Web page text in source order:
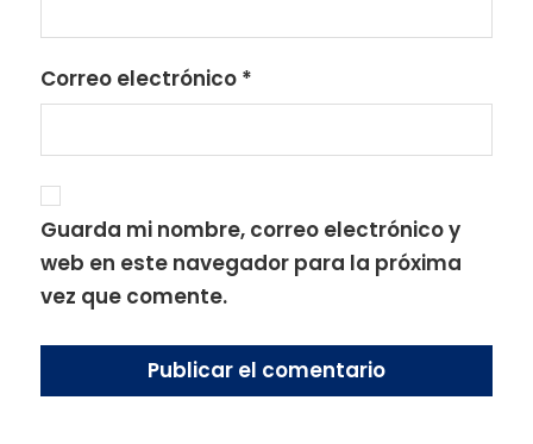
Correo electrónico *
Guarda mi nombre, correo electrónico y
web en este navegador para la próxima
vez que comente.